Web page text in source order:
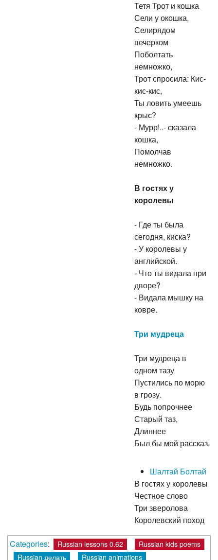
Тетя Трот и кошка
Сели у окошка,
Селирядом
вечерком
Поболтать
немножко,
Трот спросила: Кис-
кис-кис,
Ты ловить умеешь
крыс?
- Мурр!..- сказала
кошка,
Помолчав
немножко.
В гостях у
королевы
- Где ты была
сегодня, киска?
- У королевы у
английской.
- Что ты видала при
дворе?
- Видала мышку на
ковре.
Три мудреца
Три мудреца в
одном тазу
Пустились по морю
в грозу.
Будь попрочнее
Старый таз,
Длиннее
Был бы мой рассказ.
Шалтай Болтай
В гостях у королевы
Честное слово
Три зверолова
Королевский поход
Categories: Russian lessons 0.62
Russian kids poems
Russian делать
Russian animations